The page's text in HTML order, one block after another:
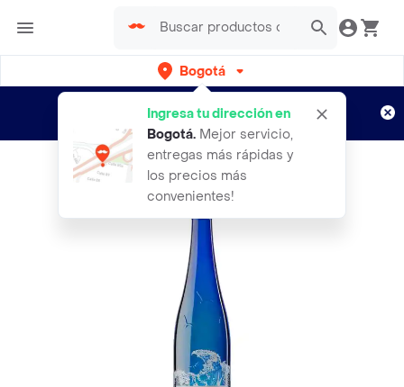
Bogotá
Ingresa tu dirección en
Bogotá. Mejor servicio,
entregas más rápidas y
los precios más
convenientes!
envíos gratis por semanas
Aplican TyC